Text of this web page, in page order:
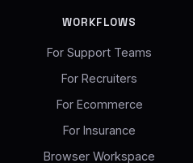
WORKFLOWS
For Support Teams
For Recruiters
For Ecommerce
For Insurance
Browser Workspace